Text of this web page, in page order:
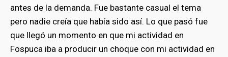
antes de la demanda. Fue bastante casual el tema
pero nadie creía que había sido así. Lo que pasó fue
que llegó un momento en que mi actividad en
Fospuca iba a producir un choque con mi actividad en